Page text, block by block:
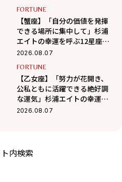
FORTUNE
【蟹座】「自分の価値を発揮
できる場所に集中して」杉浦
エイトの幸運を呼ぶ12星座占
い（7/7～8/6）
2026.08.07
FORTUNE
【乙女座】「努力が花開き、
公私ともに活躍できる絶好調
な運気」杉浦エイトの幸運を
呼ぶ12星座占い（8/7～9/6）
2026.08.07
内検索